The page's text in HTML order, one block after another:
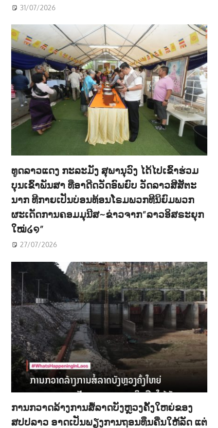
31/07/2026
ທູດລາວແດງ ກະລະມັງ ສຸພານຸວົງ ໄດ້ໄປເຂົ້າຮ່ວມ
ບຸນເຂົ້າພັນສາ ທີ່ອາດີດວັດອົພຍົບ ວັດລາວສີສັຕະ
ນາກ ທີກາຍເປັນບ່ອນທ້ອນໂຣມພວກທີນິຍົມພວກ
ຜະເດັດການຄອມມຸນີສ~ຂ່າວຈາກ”ລາວອິສຣະຍຸກ
ໃໝ່໒໑”
27/07/2026
ການກວາດລ້າງການສໍ້ລາດບັງຫຼວງຄັ້ງໃຫຍ່ຂອງ
ສປປລາວ ອາດເປັນພຽງການຖອນທຶນຄືນໃຫ້ລັດ ແຕ່